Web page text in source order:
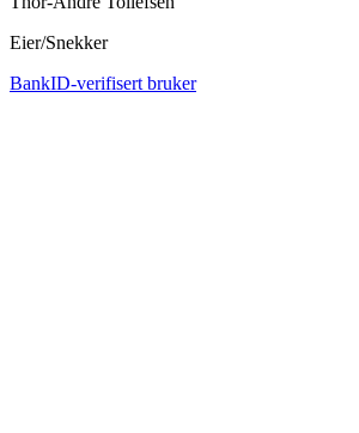
Eier/Snekker
BankID-verifisert bruker